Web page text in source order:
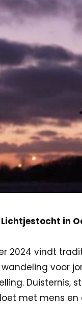
in
2024 vindt
voor
Duisternis,
met mens